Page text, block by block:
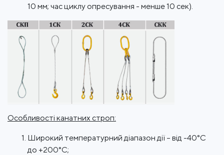
10 мм; час циклу опресування - менше 10 сек).
Особливості канатних строп:
Широкий температурний діапазон дії – від -40°С
до +200°С;